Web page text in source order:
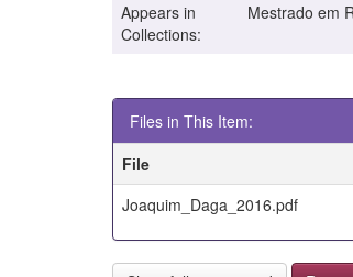
Appears in
Collections:
Mestrado em
Files in This Item:
File
Joaquim_Daga_2016.pdf